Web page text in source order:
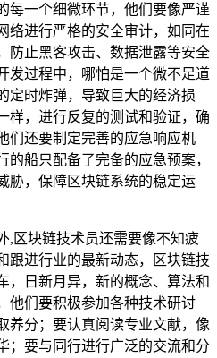
每一个细微环节，他们要像严谨
络进行严格的安全审计，如同在
防止黑客攻击、数据泄露等安全
发过程中，哪怕是一个微不足道
定时炸弹，导致巨大的经济损
样，进行反复的测试和验证，确
们还要制定完善的应急响应机
船只配备了完备的应急预案，
胁，保障区块链系统的稳定运
,区块链技术员还需要像不知疲
跟进行业的最新动态，区块链技
，日新月异，新的概念、算法和
他们要积极参加各种技术研讨
养分；要认真阅读专业文献，像
；要与同行进行广泛的交流和分